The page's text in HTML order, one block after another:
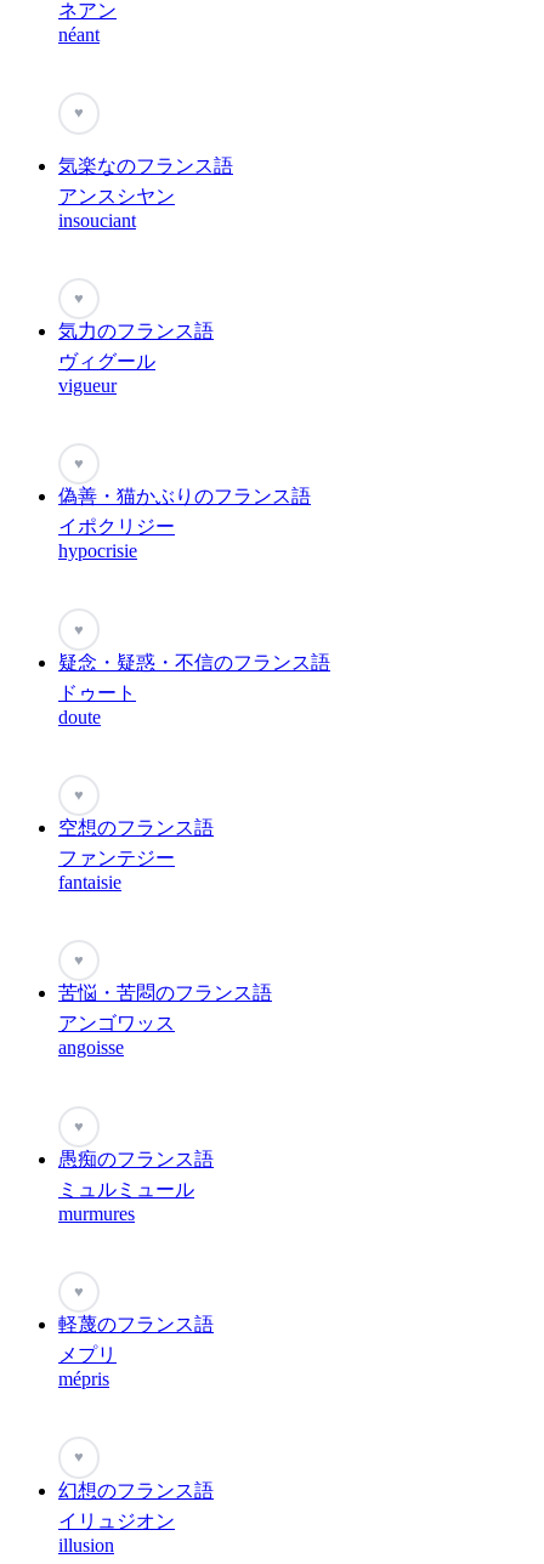
ネアン
néant
♥
気楽なのフランス語
アンスシヤン
insouciant
♥
気力のフランス語
ヴィグール
vigueur
♥
偽善・猫かぶりのフランス語
イポクリジー
hypocrisie
♥
疑念・疑惑・不信のフランス語
ドゥート
doute
♥
空想のフランス語
ファンテジー
fantaisie
♥
苦悩・苦悶のフランス語
アンゴワッス
angoisse
♥
愚痴のフランス語
ミュルミュール
murmures
♥
軽蔑のフランス語
メプリ
mépris
♥
幻想のフランス語
イリュジオン
illusion